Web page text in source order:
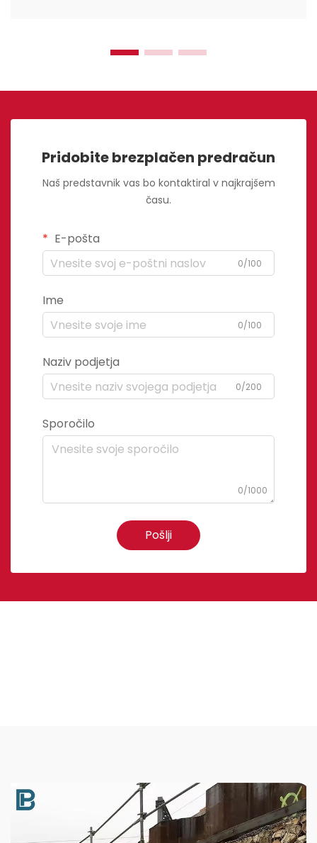
Pridobite brezplačen predračun
Naš predstavnik vas bo kontaktiral v najkrajšem
času.
E-pošta
0/100
Ime
0/100
Naziv podjetja
0/200
Sporočilo
0/1000
Pošlji